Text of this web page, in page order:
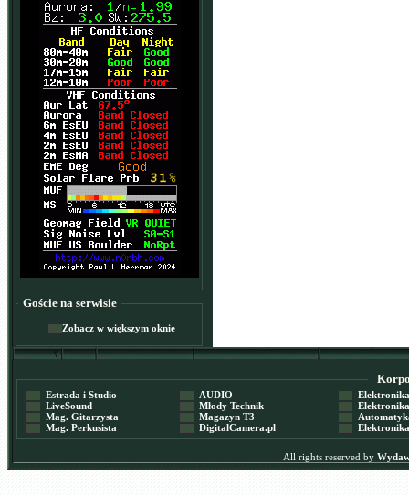
Goście na serwisie
Zobacz w większym oknie
Estrada i Studio
LiveSound
Mag. Gitarzysta
Mag. Perkusista
AUDIO
Młody Technik
Magazyn T3
DigitalCamera.pl
Elektronika
Elektronika
Automatyka
Elektronika
All rights reserved by